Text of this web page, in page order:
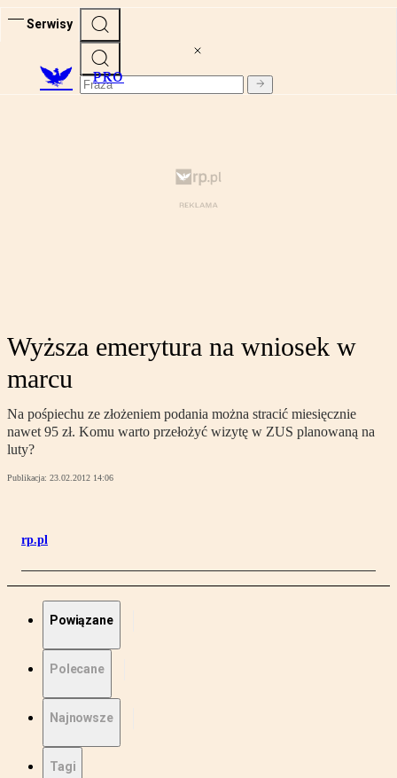
Serwisy
PRO
Wyższa emerytura na wniosek w
marcu
Na pośpiechu ze złożeniem podania można stracić miesięcznie
nawet 95 zł. Komu warto przełożyć wizytę w ZUS planowaną na
luty?
Publikacja: 23.02.2012 14:06
rp.pl
Powiązane
Polecane
Najnowsze
Tagi